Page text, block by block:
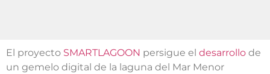
El proyecto SMARTLAGOON persigue el desarrollo de
un gemelo digital de la laguna del Mar Menor